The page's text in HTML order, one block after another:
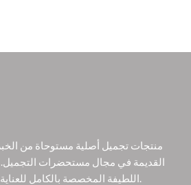
القديمة في مجال مستحضرات